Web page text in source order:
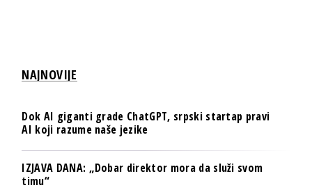
NAJNOVIJE
Dok AI giganti grade ChatGPT, srpski startap pravi
AI koji razume naše jezike
IZJAVA DANA: „Dobar direktor mora da služi svom
timu“